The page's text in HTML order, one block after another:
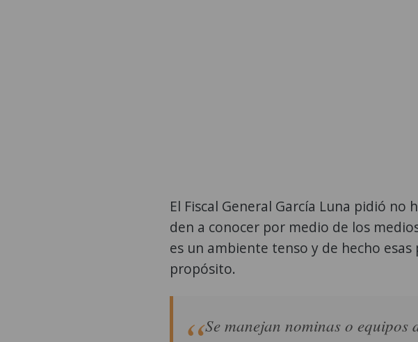
El Fiscal General García Luna pidió no
den a conocer por medio de los
es un ambiente tenso y de hecho esas
propósito.
Se manejan nominas o